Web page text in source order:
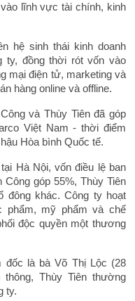
lĩnh vực tài chính, kinh
hệ sinh thái kinh doanh
ty, đồng thời rót vốn vào
mại điện tử, marketing và
hàng online và offline.
và Thùy Tiên đã góp
Việt Nam - thời điểm
Hòa bình Quốc tế.
Hà Nội, vốn điều lệ ban
Công góp 55%, Thùy Tiên
đông khác. Công ty hoạt
phẩm, mỹ phẩm và chế
độc quyền một thương
đốc là bà Võ Thị Lộc (28
Thùy Tiên thường
ty.